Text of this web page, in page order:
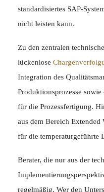
standardisiertes SAP-
nicht leisten kann.
Zu den zentralen
lückenlose
Integration des
Produktionsprozesse
für die Prozessfertigung.
aus dem Bereich Extended
für die temperaturgeführte
Berater, die nur aus der
regelmäßig. Wer den